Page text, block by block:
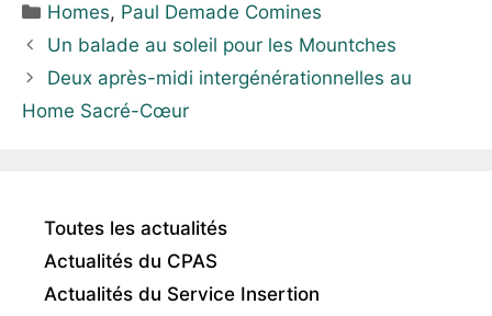
Homes, Paul Demade Comines
Un balade au soleil pour les Mountches
Deux après-midi intergénérationnelles au
Home Sacré-Cœur
Toutes les actualités
Actualités du CPAS
Actualités du Service Insertion